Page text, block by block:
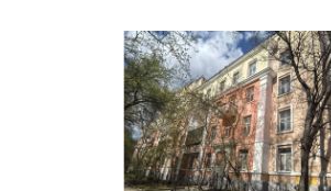
раздельный санузел + возможность
роскошную мастер‑спальню с
аутентичные детали: лепнина на
пол, ощущение простора